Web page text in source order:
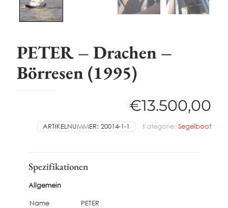
PETER – Drachen –
Börresen (1995)
€13.500,00
ARTIKELNUMMER: 20014-1-1 Kategorie: Segelboot
Spezifikationen
Allgemein
Name
PETER